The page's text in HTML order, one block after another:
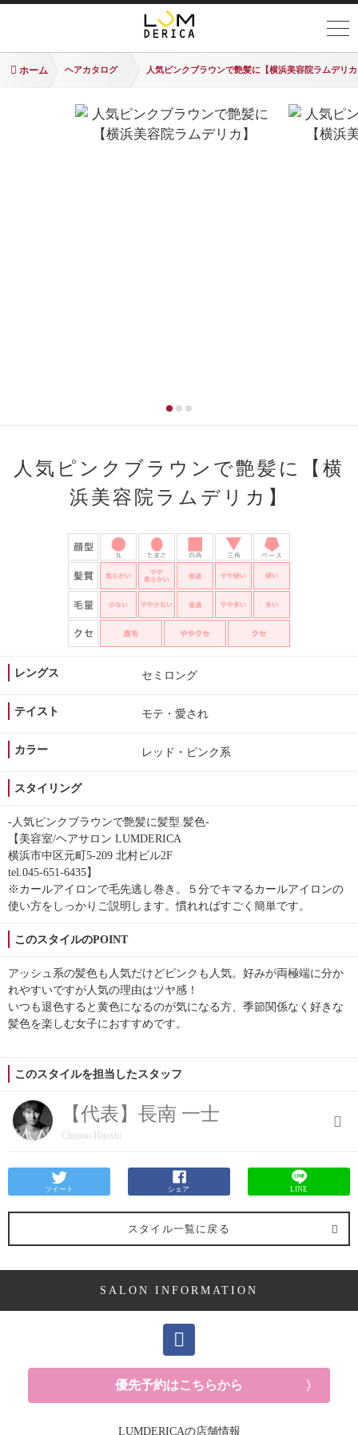
ホーム ヘアカタログ 人気ピンクブラウンで艶髪に【横浜美容院ラムデリ
人気ピンクブラウンで艶髪に【横
浜美容院ラムデリカ】
レングス セミロング
テイスト モテ・愛され
カラー レッド・ピンク系
スタイリング
-人気ピンクブラウンで艶髪に髪型.髪色-
【美容室/ヘアサロン LUMDERICA
横浜市中区元町5-209 北村ビル2F
tel.045-651-6435】
※カールアイロンで毛先逃し巻き。５分でキマるカールアイロンの
使い方をしっかりご説明します。慣れればすごく簡単です。
このスタイルのPOINT
アッシュ系の髪色も人気だけどピンクも人気。好みが両極端に分か
れやすいですが人気の理由はツヤ感！
いつも退色すると黄色になるのが気になる方、季節関係なく好きな
髪色を楽しむ女子におすすめです。
このスタイルを担当したスタッフ
【代表】長南 一士
Chonan Hitoshi
ツイート シェア LINE
スタイル一覧に戻る
SALON INFORMATION
優先予約はこちらから
LUMDERICAの店舗情報